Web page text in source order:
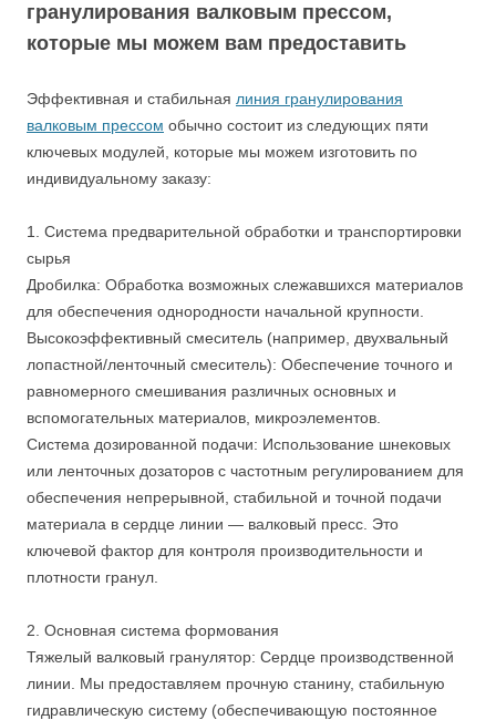
гранулирования валковым прессом,
которые мы можем вам предоставить
Эффективная и стабильная линия гранулирования
валковым прессом обычно состоит из следующих пяти
ключевых модулей, которые мы можем изготовить по
индивидуальному заказу:
1. Система предварительной обработки и транспортировки
сырья
Дробилка: Обработка возможных слежавшихся материалов
для обеспечения однородности начальной крупности.
Высокоэффективный смеситель (например, двухвальный
лопастной/ленточный смеситель): Обеспечение точного и
равномерного смешивания различных основных и
вспомогательных материалов, микроэлементов.
Система дозированной подачи: Использование шнековых
или ленточных дозаторов с частотным регулированием для
обеспечения непрерывной, стабильной и точной подачи
материала в сердце линии — валковый пресс. Это
ключевой фактор для контроля производительности и
плотности гранул.
2. Основная система формования
Тяжелый валковый гранулятор: Сердце производственной
линии. Мы предоставляем прочную станину, стабильную
гидравлическую систему (обеспечивающую постоянное